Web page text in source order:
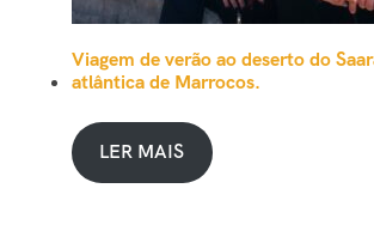
Viagem de verão ao deserto do
atlântica de Marrocos.
LER MAIS